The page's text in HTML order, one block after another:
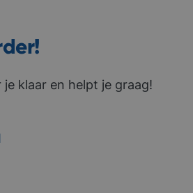
klaar en helpt je graag!